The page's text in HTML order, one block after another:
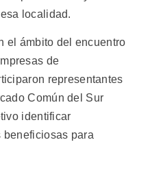
localidad.
el ámbito del encuentro
de
representantes
Común del Sur
identificar
para